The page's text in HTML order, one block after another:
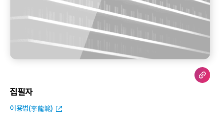
집필자
이용범(李龍範)